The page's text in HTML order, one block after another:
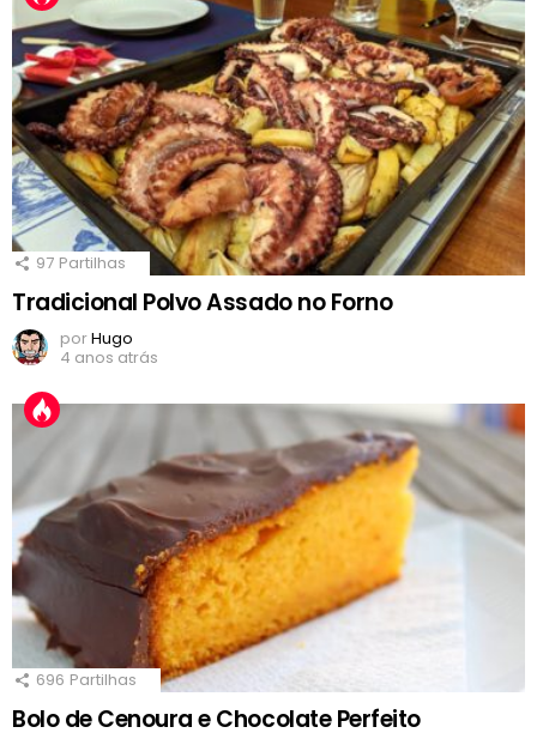
97 Partilhas
Tradicional Polvo Assado no Forno
porHugo
4 anos atrás
696 Partilhas
Bolo de Cenoura e Chocolate Perfeito